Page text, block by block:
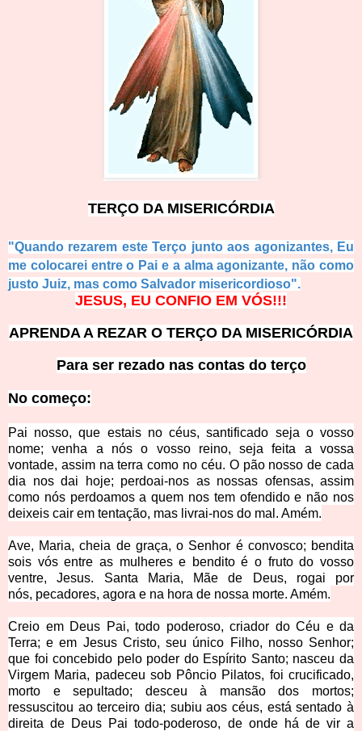
TERÇO DA MISERICÓRDIA
"Quando rezarem este Terço junto aos agonizantes, Eu
me colocarei entre o Pai e a alma agonizante, não como
justo Juiz, mas como Salvador misericordioso".
JESUS, EU CONFIO EM VÓS!!!
APRENDA A REZAR O TERÇO DA MISERICÓRDIA
Para ser rezado nascontas do terço
No começo:
Pai nosso, que estais no céus, santificado seja o vosso
nome; venha a nós o vosso reino, seja feita a vossa
vontade, assim na terra como no céu. O pão nosso de cada
dia nos dai hoje; perdoai-nos as nossas ofensas, assim
como nós perdoamos a quem nos tem ofendido e não nos
deixeis cair em tentação, mas livrai-nos do mal. Amém.
Ave, Maria, cheia de graça, o Senhor é convosco; bendita
sois vós entre as mulheres e bendito é o fruto do vosso
ventre, Jesus. Santa Maria, Mãe de Deus, rogai por
nós, pecadores, agora e na hora de nossa morte. Amém.
Creio em Deus Pai, todo poderoso, criador do Céu e da
Terra; e em Jesus Cristo, seu único Filho, nosso Senhor;
que foi concebido pelo poder do Espírito Santo; nasceu da
Virgem Maria, padeceu sob Pôncio Pilatos, foi crucificado,
morto e sepultado; desceu à mansão dos mortos;
ressuscitou ao terceiro dia; subiu aos céus, está sentado à
direita de Deus Pai todo-poderoso, de onde há de vir a